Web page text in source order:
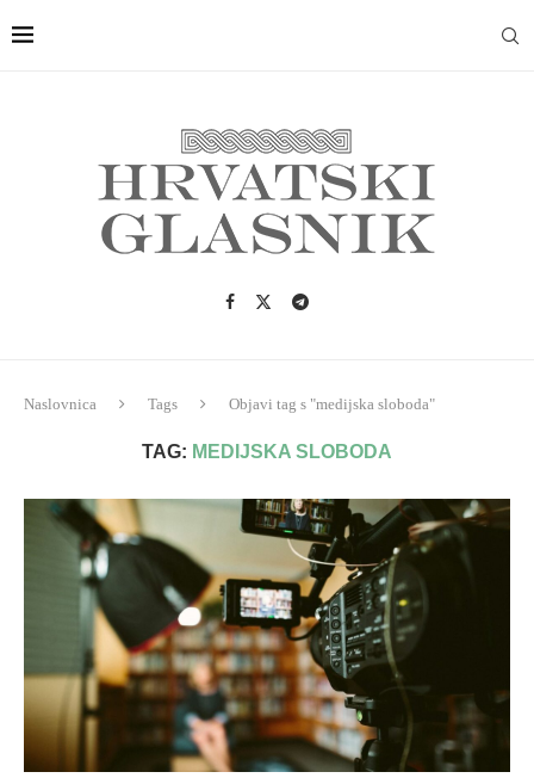
Naslovnica Tags Objavi tag s "medijska sloboda"
TAG: MEDIJSKA SLOBODA